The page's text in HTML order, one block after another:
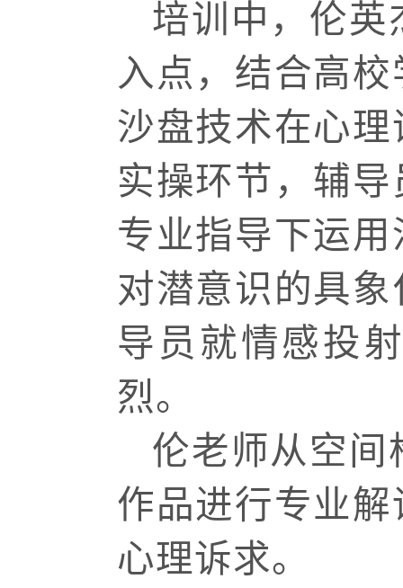
培训中，伦英
入点，结合高
沙盘技术在心
实操环节，辅
专业指导下运
对潜意识的具
导员就情感投
烈。
伦老师从空间
作品进行专业
心理诉求。